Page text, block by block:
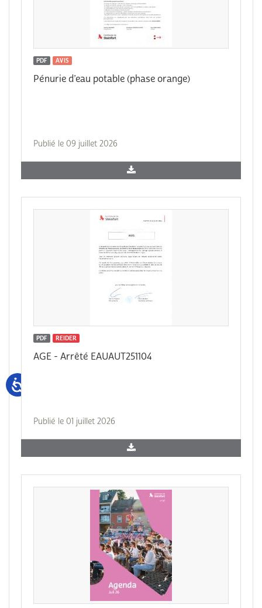
PDF AVIS
Pénurie d’eau potable (phase orange)
Publié le 09 juillet 2026
PDF REIDER
AGE - Arrêté EAUAUT251104
Publié le 01 juillet 2026